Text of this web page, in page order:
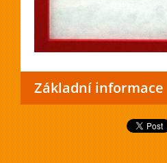
Základní informace